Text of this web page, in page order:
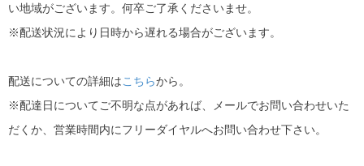
い地域がございます。何卒ご了承くださいませ。
※配送状況により日時から遅れる場合がございます。
配送についての詳細はこちらから。
※配達日についてご不明な点があれば、メールでお問い合わせいた
だくか、営業時間内にフリーダイヤルへお問い合わせ下さい。